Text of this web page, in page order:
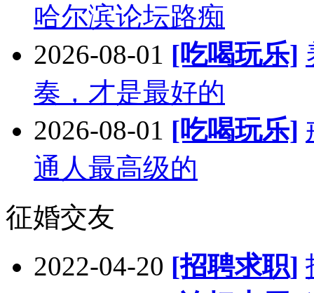
哈尔滨论坛路痴
2026-08-01 [吃喝玩乐]
奏，才是最好的
2026-08-01 [吃喝玩乐]
通人最高级的
征婚交友
2022-04-20 [招聘求职]